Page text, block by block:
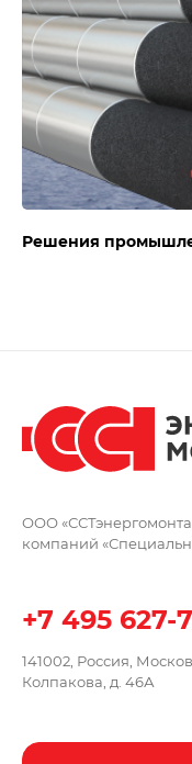
Решения
ООО
компаний
+7 495 627-
141002, Россия,
Колпакова, д. 46А